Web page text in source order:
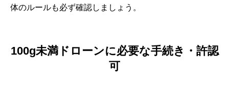
体のルールも必ず確認しましょう。
100g未満ドローンに必要な手続き・許認
可